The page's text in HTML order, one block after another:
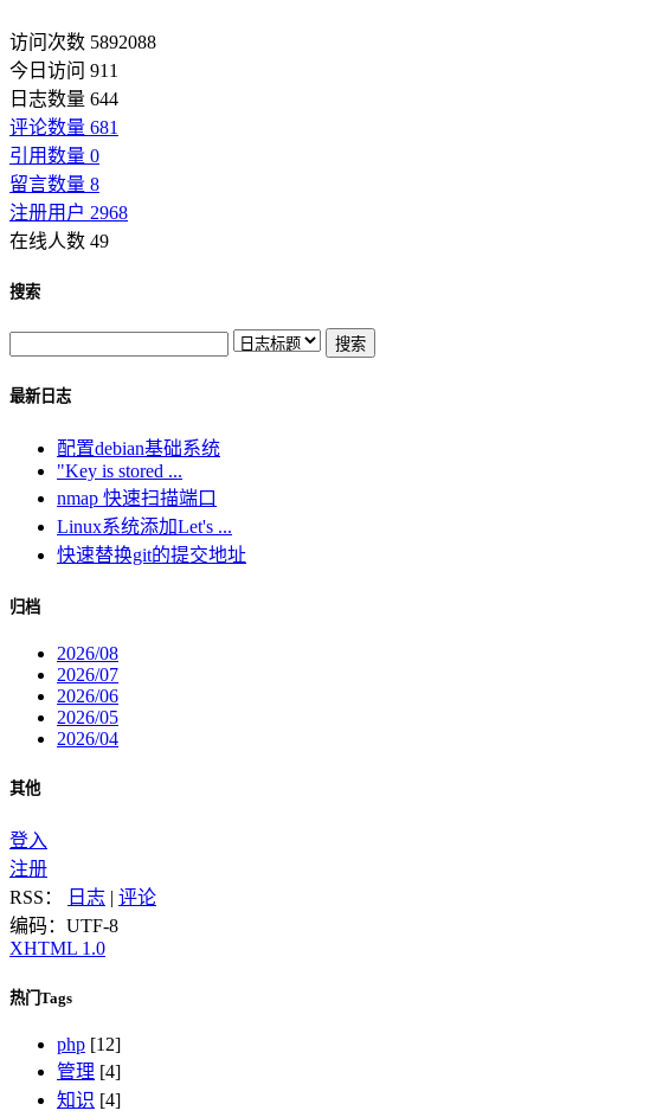
访问次数 5892088
今日访问 911
日志数量 644
评论数量 681
引用数量 0
留言数量 8
注册用户 2968
在线人数 49
搜索
最新日志
配置debian基础系统
"Key is stored ...
nmap 快速扫描端口
Linux系统添加Let's ...
快速替换git的提交地址
归档
2026/08
2026/07
2026/06
2026/05
2026/04
其他
登入
注册
RSS：
日志 | 评论
编码：UTF-8
XHTML 1.0
热门Tags
php [12]
管理 [4]
知识 [4]